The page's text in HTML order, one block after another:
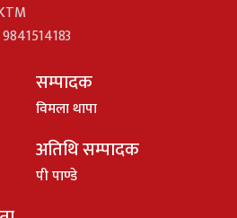
सम्पादक
विमला थापा
अतिथि सम्पादक
पी पाण्डे